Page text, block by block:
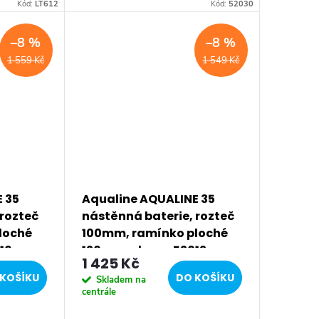
Kód: LT612 Kód: 52030
1 559 Kč
–8 %
35
1 549 Kč
–8 %
Aqualine AQUALINE 35
nástěnná baterie, rozteč
100mm, ramínko ploché
120mm, chrom 52012
1 425 Kč
Skladem na
centrále
DO KOŠÍKU